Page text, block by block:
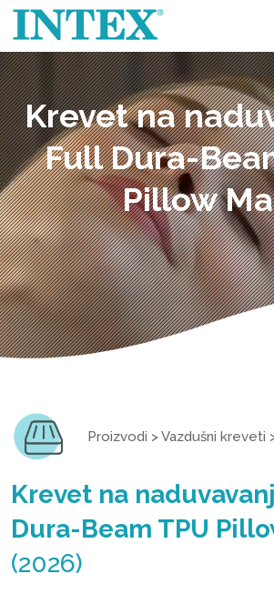
Krevet na
Full Dura-
Pillow
Proizvodi >Vazdušni kreveti
Krevet na
Dura-Beam TPU
(2026)